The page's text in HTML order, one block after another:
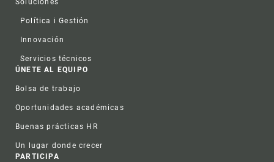
Soluciones
Política i Gestión
Innovación
Servicios técnicos
ÚNETE AL EQUIPO
Bolsa de trabajo
Oportunidades académicas
Buenas prácticas HR
Un lugar donde crecer
PARTICIPA